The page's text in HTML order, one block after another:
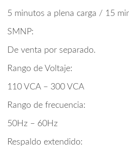
5 minutos a plena carga / 15
SMNP:
De venta por separado.
Rango de Voltaje:
110 VCA – 300 VCA
Rango de frecuencia:
50Hz – 60Hz
Respaldo extendido: